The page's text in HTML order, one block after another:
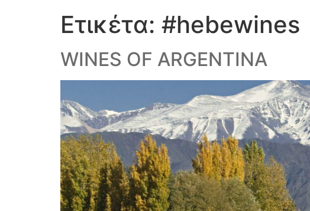
Ετικέτα: #hebewines
WINES OF ARGENTINA